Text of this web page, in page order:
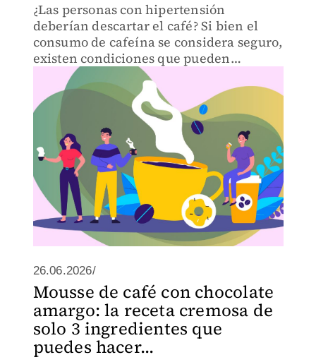
¿Las personas con hipertensión
deberían descartar el café? Si bien el
consumo de cafeína se considera seguro,
existen condiciones que pueden
aumentar el riesgo de efetos negativos
para el cuerpo.
26.06.2026/
Mousse de café con chocolate
amargo: la receta cremosa de
solo 3 ingredientes que
puedes hacer...